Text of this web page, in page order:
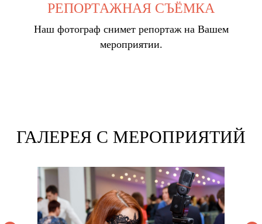
РЕПОРТАЖНАЯ СЪЁМКА
Наш фотограф снимет репортаж на Вашем
мероприятии.
ГАЛЕРЕЯ С МЕРОПРИЯТИЙ